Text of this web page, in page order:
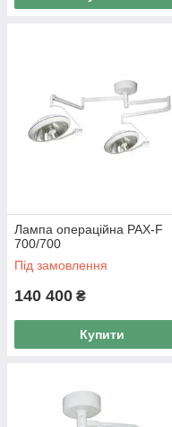
Лампа операційна PAX-F
700/700
Під замовлення
140 400 ₴
Купити